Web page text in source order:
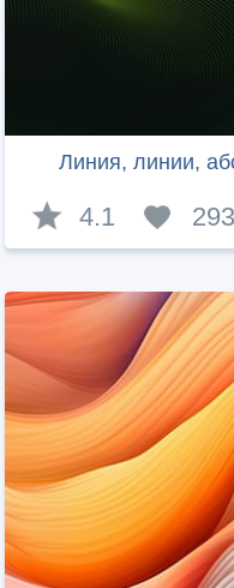
Линия, линии,
4.1 293